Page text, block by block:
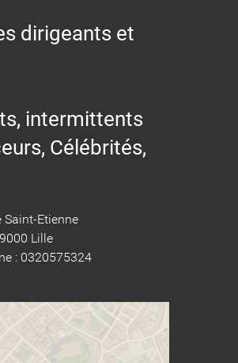
dirigeants et
intermittents
Célébrités,
Saint-Etienne
Lille
: 0320575324